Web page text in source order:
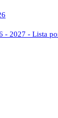
2027 - Lista